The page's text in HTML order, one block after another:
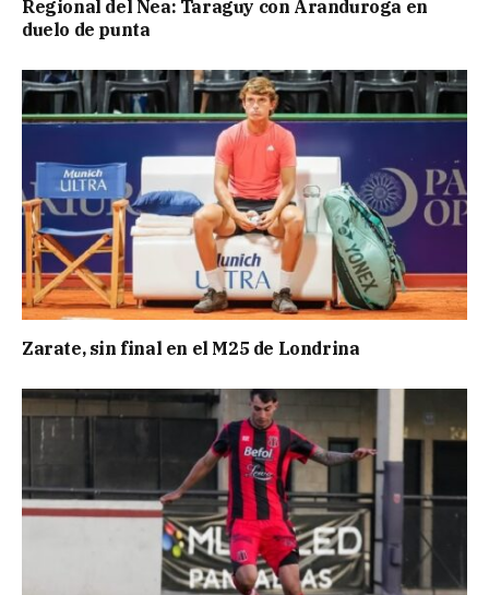
Regional del Nea: Taraguy con Aranduroga en
duelo de punta
Zarate, sin final en el M25 de Londrina